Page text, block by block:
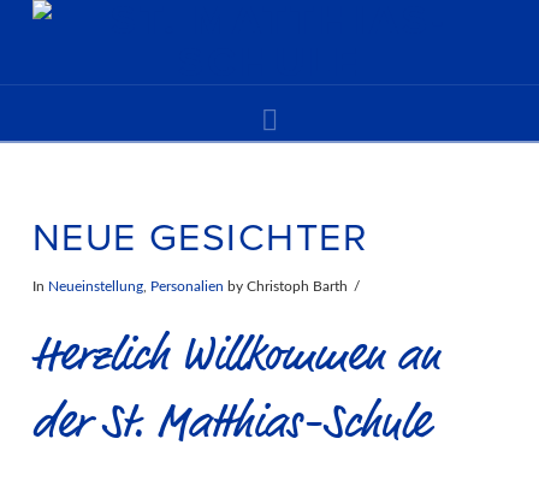
NEUE GESICHTER
In Neueinstellung, Personalien by Christoph Barth
Herzlich Willkommen an
der St. Matthias-Schule